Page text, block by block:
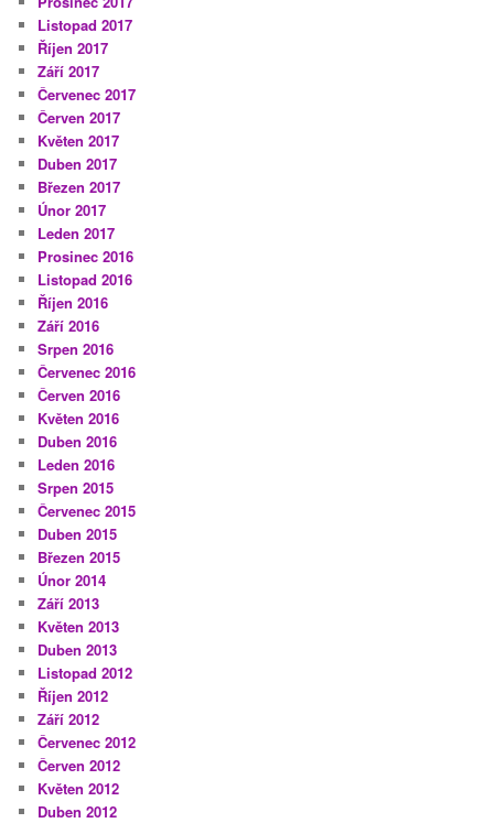
Listopad 2017
Říjen 2017
Září 2017
Červenec 2017
Červen 2017
Květen 2017
Duben 2017
Březen 2017
Únor 2017
Leden 2017
Prosinec 2016
Listopad 2016
Říjen 2016
Září 2016
Srpen 2016
Červenec 2016
Červen 2016
Květen 2016
Duben 2016
Leden 2016
Srpen 2015
Červenec 2015
Duben 2015
Březen 2015
Únor 2014
Září 2013
Květen 2013
Duben 2013
Listopad 2012
Říjen 2012
Září 2012
Červenec 2012
Červen 2012
Květen 2012
Duben 2012